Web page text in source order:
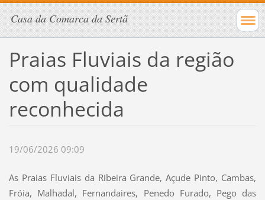
Casa da Comarca da Sertã
Praias Fluviais da região
com qualidade
reconhecida
19/06/2026 09:09
As Praias Fluviais da Ribeira Grande, Açude Pinto, Cambas,
Fróia, Malhadal, Fernandaires, Penedo Furado, Pego das